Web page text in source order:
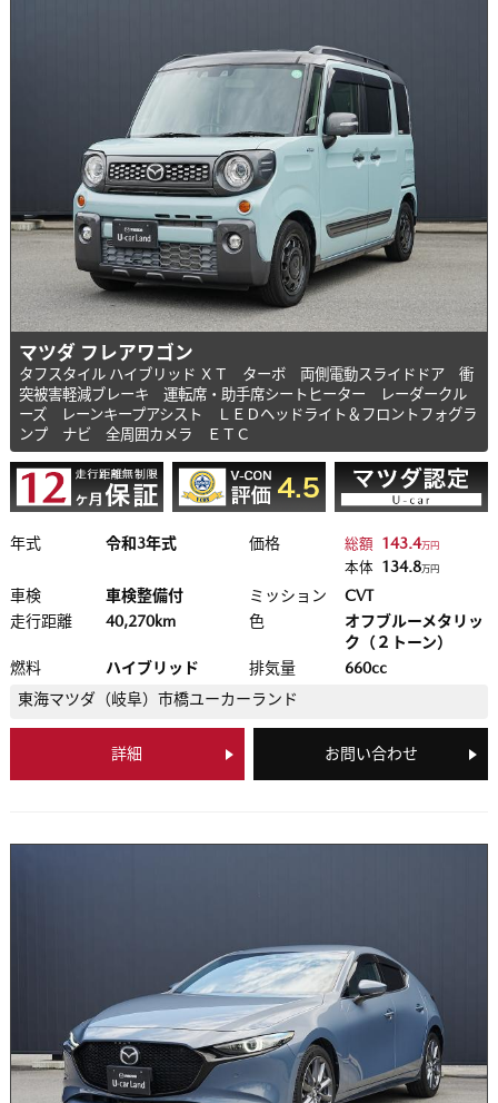
マツダ フレアワゴン
タフスタイル ハイブリッド ＸＴ ターボ 両側電動スライドドア 衝
突被害軽減ブレーキ 運転席・助手席シートヒーター レーダークル
ーズ レーンキープアシスト ＬＥＤヘッドライト＆フロントフォグラ
ンプ ナビ 全周囲カメラ ＥＴＣ
年式 令和3年式 価格 総額 143.4万円
本体 134.8万円
車検 車検整備付 ミッション
CVT
走行距離
40,270km 色
オフブルーメタリッ
ク（２トーン）
燃料
ハイブリッド 排気量
660cc
東海マツダ（岐阜） 市橋ユーカーランド
詳細 お問い合わせ